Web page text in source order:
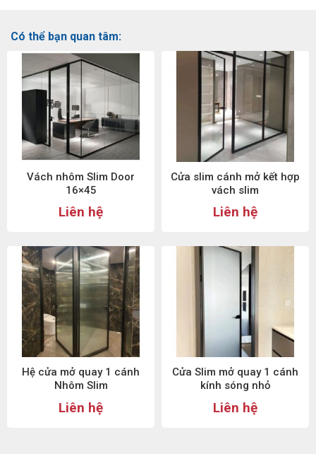
Có thể bạn quan tâm:
Vách nhôm Slim Door
16×45
Liên hệ
Cửa slim cánh mở kết hợp
vách slim
Liên hệ
Hệ cửa mở quay 1 cánh
Nhôm Slim
Liên hệ
Cửa Slim mở quay 1 cánh
kính sóng nhỏ
Liên hệ